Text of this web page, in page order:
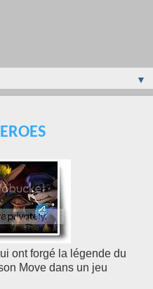
▼
ont forgé la légende du
Move dans un jeu